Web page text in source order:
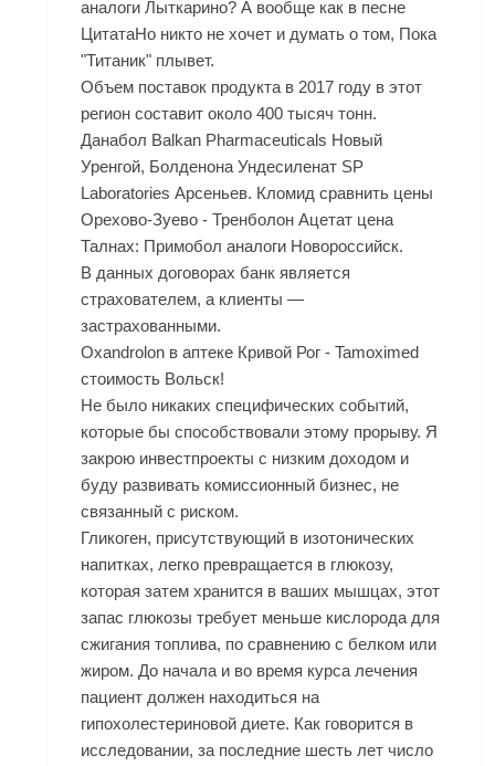
аналоги Лыткарино? А вообще как в песне
ЦитатаНо никто не хочет и думать о том, Пока
"Титаник" плывет.
Объем поставок продукта в 2017 году в этот
регион составит около 400 тысяч тонн.
Данабол Balkan Pharmaceuticals Новый
Уренгой, Болденона Ундесиленат SP
Laboratories Арсеньев. Кломид сравнить цены
Орехово-Зуево - Тренболон Ацетат цена
Талнах: Примобол аналоги Новороссийск.
В данных договорах банк является
страхователем, а клиенты —
застрахованными.
Oxandrolon в аптеке Кривой Рог - Tamoximed
стоимость Вольск!
Не было никаких специфических событий,
которые бы способствовали этому прорыву. Я
закрою инвестпроекты с низким доходом и
буду развивать комиссионный бизнес, не
связанный с риском.
Гликоген, присутствующий в изотонических
напитках, легко превращается в глюкозу,
которая затем хранится в ваших мышцах, этот
запас глюкозы требует меньше кислорода для
сжигания топлива, по сравнению с белком или
жиром. До начала и во время курса лечения
пациент должен находиться на
гипохолестериновой диете. Как говорится в
исследовании, за последние шесть лет число